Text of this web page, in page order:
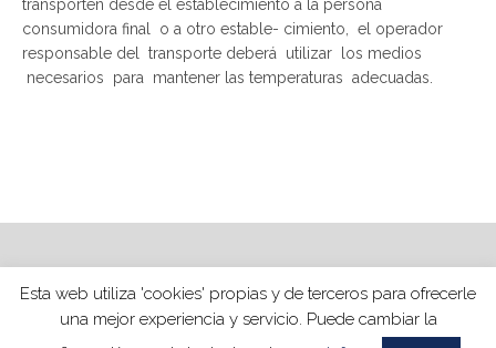
transporten desde el establecimiento a la persona
consumidora final o a otro estable- cimiento, el operador
responsable del transporte deberá utilizar los medios
necesarios para mantener las temperaturas adecuadas.
ELDER ASESORÍA ALIMENTARIA | TODOS LOS DERECHOS
RESERVADOS |POLÍTICA DE PRIVACIDAD|AVISO LEGAL
|
COOKIES
Esta web utiliza 'cookies' propias y de terceros para ofrecerle
una mejor experiencia y servicio. Puede cambiar la